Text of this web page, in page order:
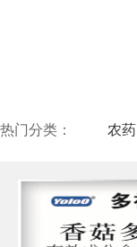
热门分类： 农药